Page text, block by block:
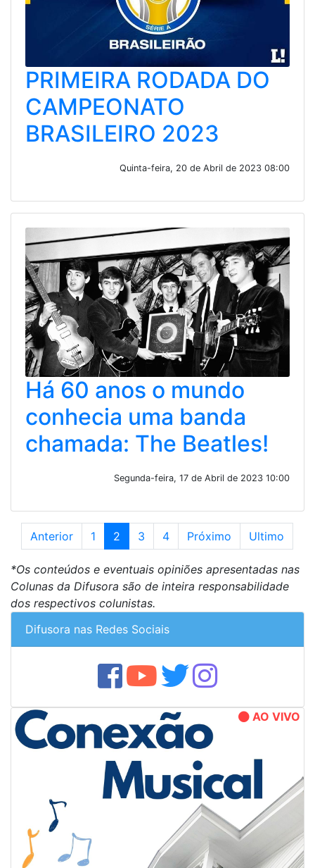
PRIMEIRA RODADA DO
CAMPEONATO
BRASILEIRO 2023
Quinta-feira, 20 de Abril de 2023 08:00
Há 60 anos o mundo
conhecia uma banda
chamada: The Beatles!
Segunda-feira, 17 de Abril de 2023 10:00
Anterior 1 2 3 4 Próximo Ultimo
*Os conteúdos e eventuais opiniões apresentadas nas
Colunas da Difusora são de inteira responsabilidade
dos respectivos colunistas.
Difusora nas Redes Sociais
AO VIVO